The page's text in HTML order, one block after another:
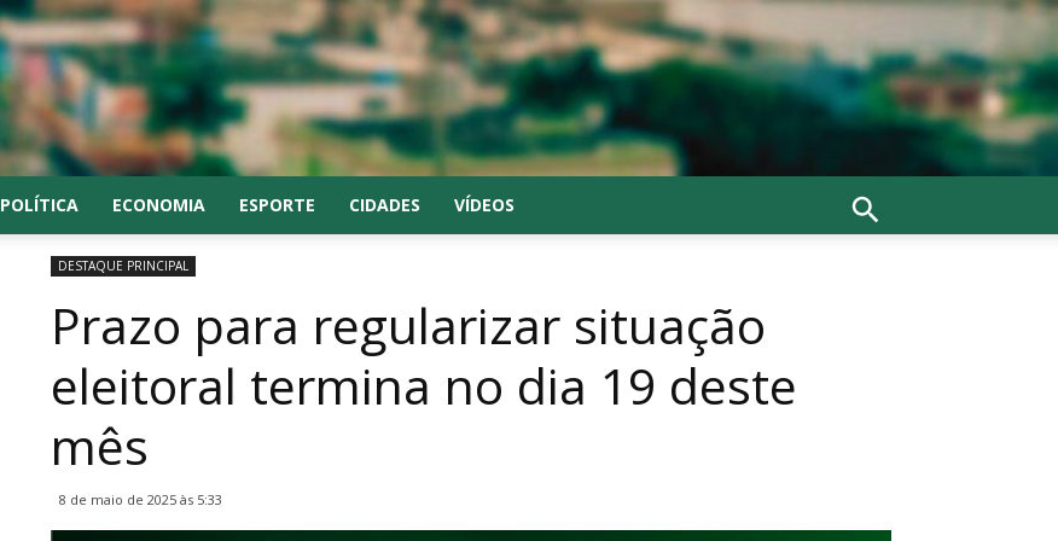
POLÍTICA ECONOMIA ESPORTE CIDADES VÍDEOS
DESTAQUE PRINCIPAL
Prazo para regularizar situação
eleitoral termina no dia 19 deste
mês
8 de maio de 2025 às 5:33